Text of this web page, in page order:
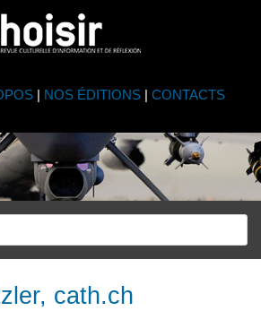
| NOS ÉDITIONS| CONTACTS
cath.ch